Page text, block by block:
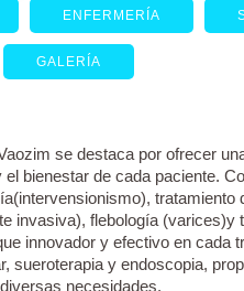
ENFERMERÍA
GALERÍA
se destaca por ofrecer
bienestar de cada paciente.
tratamiento
invasiva), flebología (varices)y
innovador y efectivo en cada
sueroterapia y endoscopia,
necesidades.